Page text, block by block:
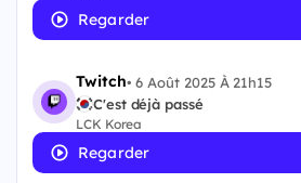
Regarder
Twitch•6 Août 2025 À 21h15
C'est déjà passé
LCK Korea
Regarder